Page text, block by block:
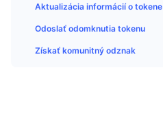
Aktualizácia informácií o tokene
Odoslať odomknutia tokenu
Získať komunitný odznak